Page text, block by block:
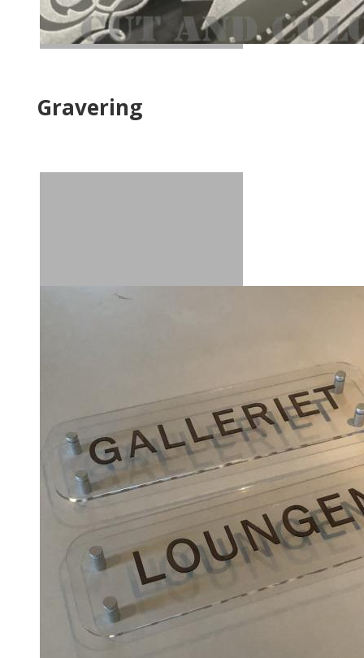
Gravering